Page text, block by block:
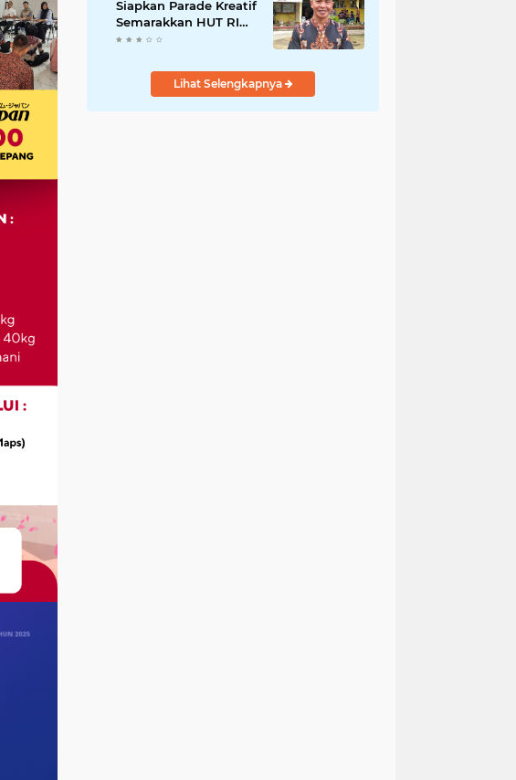
Siapkan Parade Kreatif
Semarakkan HUT RI
ke-81, Pendaftaran
Dibuka
Lihat Selengkapnya